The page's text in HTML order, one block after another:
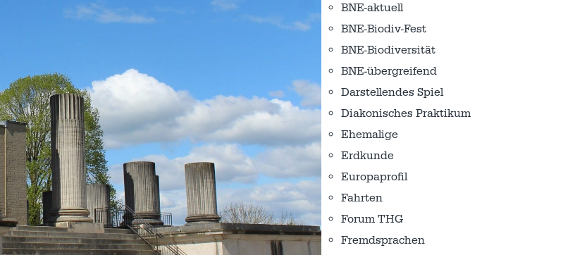
BNE-aktuell
BNE-Biodiv-Fest
BNE-Biodiversität
BNE-übergreifend
Darstellendes Spiel
Diakonisches Praktikum
Ehemalige
Erdkunde
Europaprofil
Fahrten
Forum THG
Fremdsprachen